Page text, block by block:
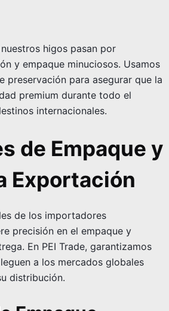
higos pasan por
y empaque minuciosos. Usamos
preservación para asegurar que la
premium durante todo el
internacionales.
de Empaque y
Exportación
de los importadores
precisión en el empaque y
En PEI Trade, garantizamos
a los mercados globales
distribución.